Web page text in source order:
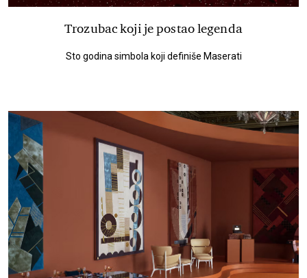
Trozubac koji je postao legenda
Sto godina simbola koji definiše Maserati